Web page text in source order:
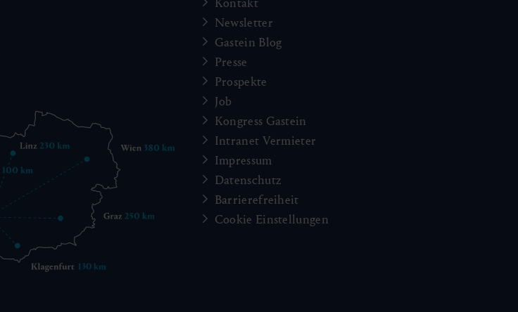
Kontakt
Newsletter
Gastein Blog
Presse
Prospekte
Job
Kongress Gastein
Intranet Vermieter
Impressum
Datenschutz
Barrierefreiheit
Cookie Einstellungen